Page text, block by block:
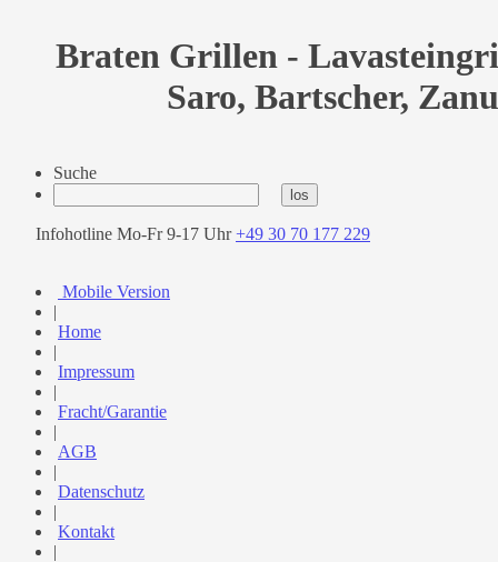
Braten Grillen -
Saro, Bartscher,
Suche
Infohotline Mo-Fr 9-17 Uhr+49 30 70 177 229
Mobile Version
|
Home
|
Impressum
|
Fracht/Garantie
|
AGB
|
Datenschutz
|
Kontakt
|